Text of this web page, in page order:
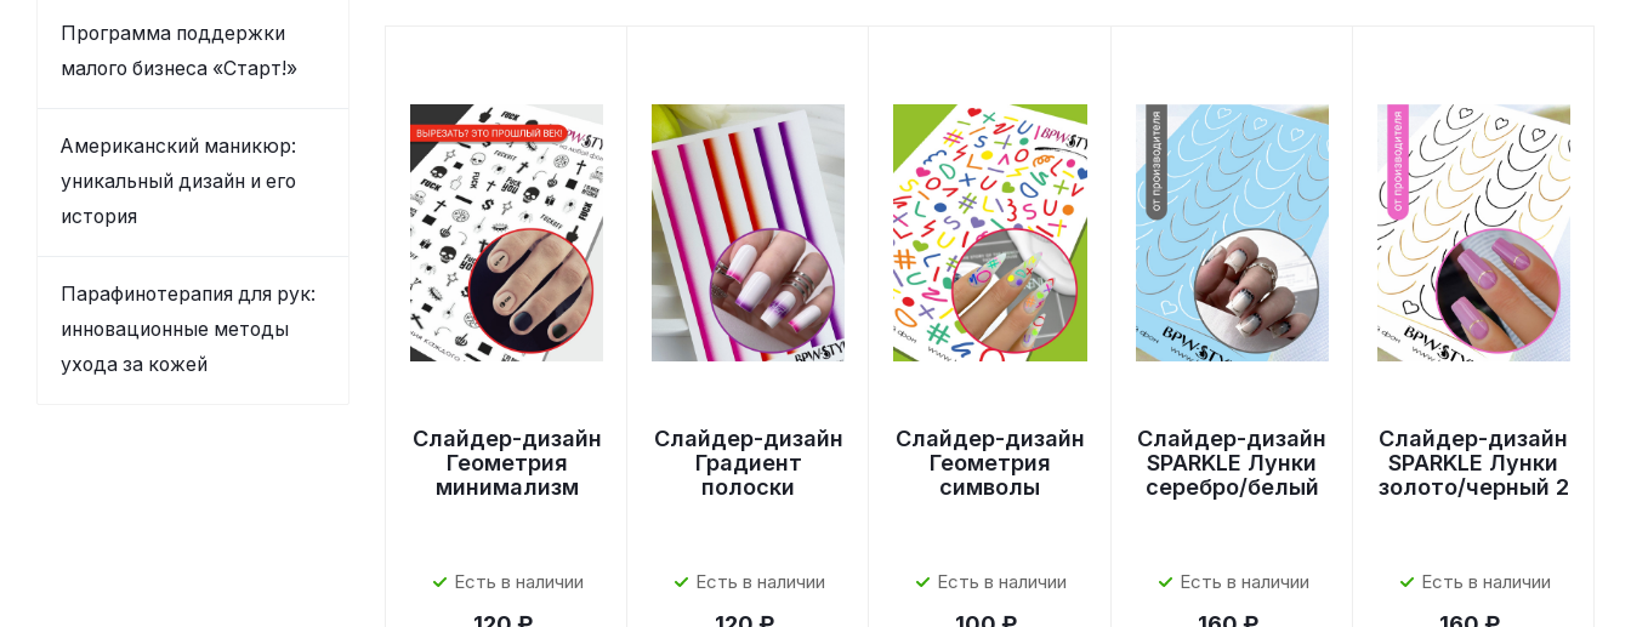
Слайдер-дизайн
Геометрия
минимализм
Есть в наличии
Слайдер-дизайн
Градиент
полоски
Есть в наличии
Слайдер-дизайн
Геометрия
символы
Есть в наличии
Слайдер-дизайн
SPARKLE Лунки
серебро/белый
Есть в наличии
Слайдер-дизайн
SPARKLE Лунки
золото/черный 2
Есть в наличии
Программа поддержки
малого бизнеса «Старт!»
Американский маникюр:
уникальный дизайн и его
история
Парафинотерапия для рук:
инновационные методы
ухода за кожей